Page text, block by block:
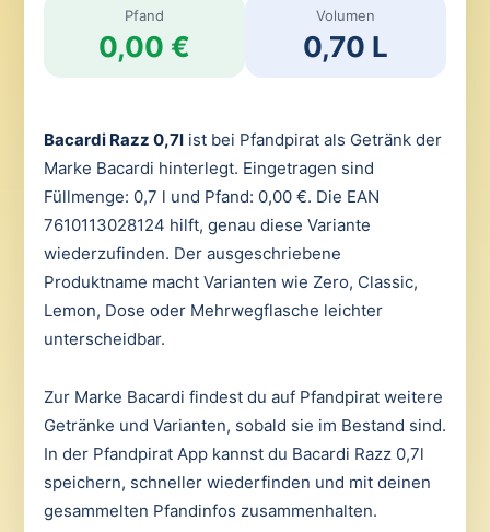
Pfand
0,00 €
Volumen
0,70 L
Bacardi Razz 0,7list bei Pfandpirat als Getränk der
Marke Bacardi hinterlegt. Eingetragen sind
Füllmenge: 0,7 l und Pfand: 0,00 €. Die EAN
7610113028124 hilft, genau diese Variante
wiederzufinden. Der ausgeschriebene
Produktname macht Varianten wie Zero, Classic,
Lemon, Dose oder Mehrwegflasche leichter
unterscheidbar.
Zur Marke Bacardi findest du auf Pfandpirat weitere
Getränke und Varianten, sobald sie im Bestand sind.
In der Pfandpirat App kannst du Bacardi Razz 0,7l
speichern, schneller wiederfinden und mit deinen
gesammelten Pfandinfos zusammenhalten.